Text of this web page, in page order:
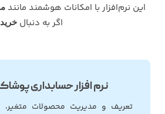
این نرم‌افزار با امکانات هوشمند مانند
اگر به دنبال
نرم افزار حسابداری
تعریف و مدیریت محصولات متغیر،